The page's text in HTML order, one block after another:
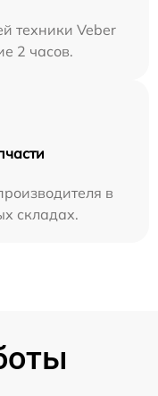
техники Veber
2 часов.
в
складах.